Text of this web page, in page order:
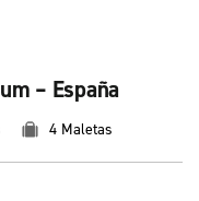
– España
4 Maletas